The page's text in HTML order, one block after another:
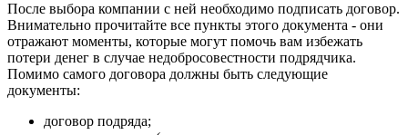
После выбора компании с ней необходимо подписать договор.
Внимательно прочитайте все пункты этого документа - они
отражают моменты, которые могут помочь вам избежать
потери денег в случае недобросовестности подрядчика.
Помимо самого договора должны быть следующие
документы:
договор подряда;